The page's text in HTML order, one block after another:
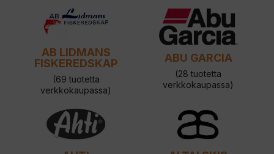
AB LIDMANS
FISKEREDSKAP
(69 tuotetta
verkkokaupassa)
ABU GARCIA
(28 tuotetta
verkkokaupassa)